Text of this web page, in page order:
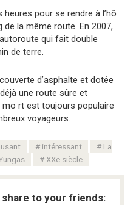
heures pour se rendre à l’hô
la même route. En 2007,
qui fait double
de terre.
d’asphalte et dotée
une route sûre et
rt est toujours populaire
voyageurs.
intéressant
La
XXe siècle
to your friends: